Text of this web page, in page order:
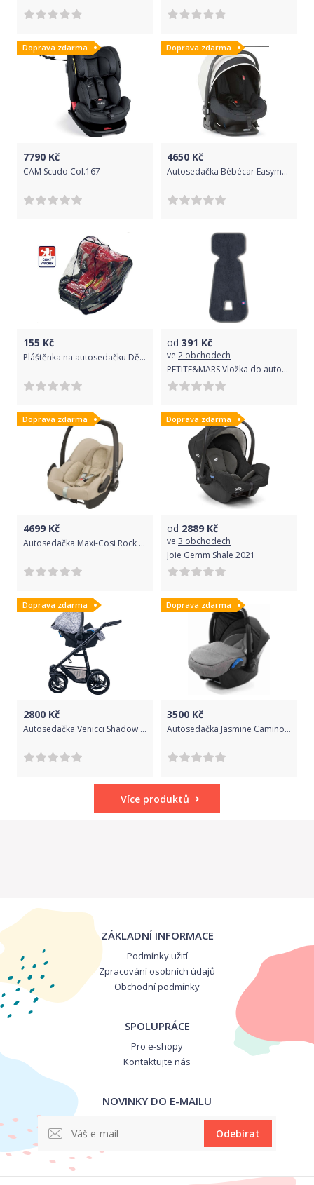
Doprava zdarma
7790 Kč
CAM Scudo Col.167
Doprava zdarma
4650 Kč
Autosedačka Bébécar Easymaxi ELs. se stříškou a nánožníkem M637 2017
155 Kč
Pláštěnka na autosedačku Dětský svět
od 391 Kč
ve 2 obchodech
PETITE&MARS Vložka do autosedačky 3D Aero tm.šedá 0-13 kg
Doprava zdarma
4699 Kč
Autosedačka Maxi-Cosi Rock Nomad Sand 2019
Doprava zdarma
od 2889 Kč
ve 3 obchodech
Joie Gemm Shale 2021
Doprava zdarma
2800 Kč
Autosedačka Venicci Shadow Fashion Black 2019
Doprava zdarma
3500 Kč
Autosedačka Jasmine Camino 03
Více produktů
ZÁKLADNÍ INFORMACE
Podmínky užití
Zpracování osobních údajů
Obchodní podmínky
SPOLUPRÁCE
Pro e-shopy
Kontaktujte nás
NOVINKY DO E-MAILU
Odebírat